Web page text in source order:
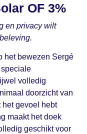
OF 3%
en privacy wilt
het bewezen Sergé
volledig
doorzicht van
het gevoel hebt
maakt het doek
geschikt voor